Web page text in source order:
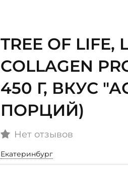
TREE OF LIFE,
COLLAGEN
450 Г, ВКУС
ПОРЦИЙ)
Нет отзывов
Екатеринбург